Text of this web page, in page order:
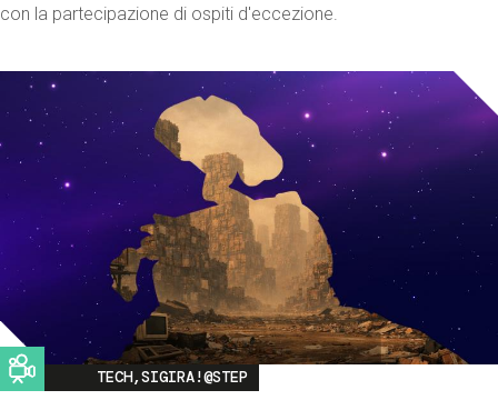
con la partecipazione di ospiti d'eccezione.
Image
TECH,SIGIRA!@STEP